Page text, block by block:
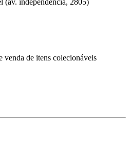
venda de itens colecionáveis